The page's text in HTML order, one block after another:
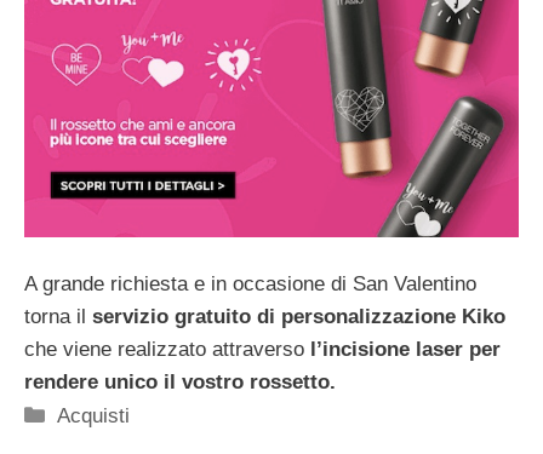
A grande richiesta e in occasione di San Valentino
torna il servizio gratuito di personalizzazione Kiko
che viene realizzato attraverso l’incisione laser per
rendere unico il vostro rossetto.
Categorie
Acquisti